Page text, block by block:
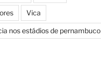
Vica
nos estádios de pernambuco